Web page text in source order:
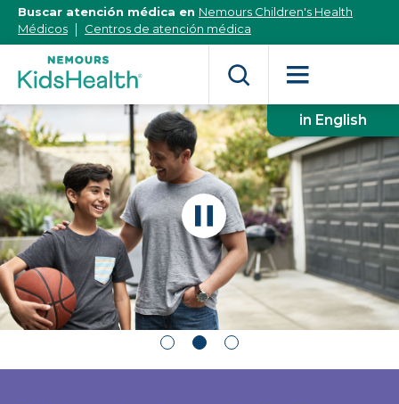
[Skip
Content]
Buscar atención médica en Nemours Children's Health
Médicos
Centros de atención médica
in English